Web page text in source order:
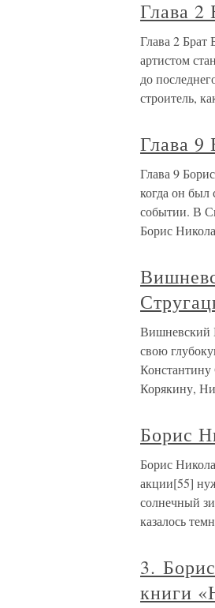
Глава 2
Глава 2 Брат
артистом
до
строитель,
Глава 9
Глава 9
когда он
событии. В
Борис
Вишневский
свою
Корякину,
Борис
Борис
акции[55]
солнечный
казалось
3.
книги